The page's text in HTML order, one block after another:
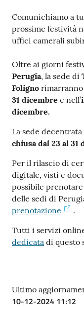
ce
di
Re
gis
tra
Seguici
Comunichiamo a
prossime festività
uffici camerali
Oltre ai giorni
Perugia, la sede di
Foligno
31 dicembre e nell’
dicembre.
La sede decentrata
chiusa dal 23 al 31
Per il rilascio di
digitale, visti e
possibile
delle sedi di
prenotazione
.
Tutti i servizi
dedicata di questo
Ultimo
10-12-2024 11:12